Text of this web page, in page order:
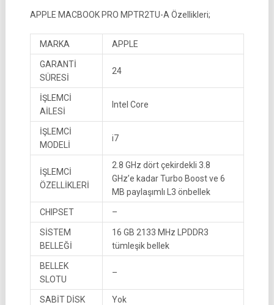
APPLE MACBOOK PRO MPTR2TU-A Özellikleri;
MARKA APPLE
GARANTİ
SÜRESİ
24
İŞLEMCİ
AİLESİ
Intel Core
İŞLEMCİ
MODELİ
i7
İŞLEMCİ
ÖZELLİKLERİ
2.8 GHz dört çekirdekli 3.8
GHz’e kadar Turbo Boost ve 6
MB paylaşımlı L3 önbellek
CHIPSET –
SİSTEM
BELLEĞİ
16 GB 2133 MHz LPDDR3
tümleşik bellek
BELLEK
SLOTU
–
SABİT DİSK Yok